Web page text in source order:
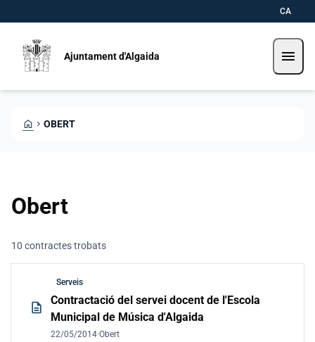
CA
Ajuntament d'Algaida menu
HOME CHEVRON_RIGHT OBERT
Obert
10 contractes trobats
description
Serveis
Contractació del servei docent de l'Escola
Municipal de Música d'Algaida
22/05/2014·Obert